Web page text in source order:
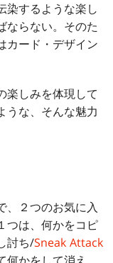
染するような楽し
ならない。そのた
カード・デザイン
楽しみを体現して
うな、そんな魅力
、２つのお気に入
つは、何かをコピ
討ち/Sneak Attack